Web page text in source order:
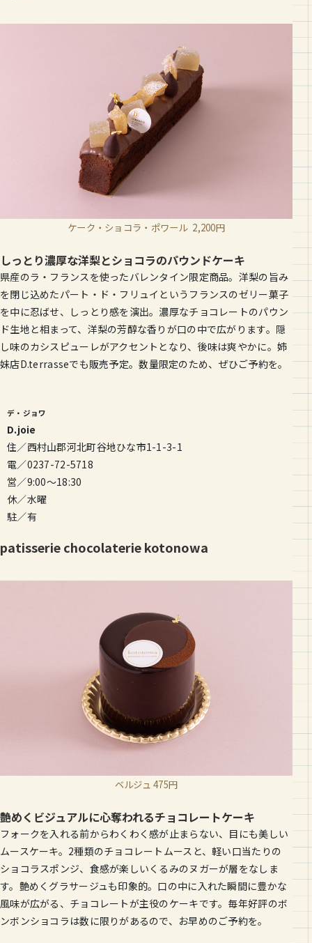
ケーク・ショコラ・ポワール 2,200円
しっとり濃厚な洋梨とショコラのパウンドケーキ
県産のラ・フランスを使ったバレンタイン限定商品。洋梨の旨み
を閉じ込めたパート・ド・フリュイというフランスのゼリー菓子
を中に忍ばせ、しっとり感を演出。濃厚なチョコレートのパウン
ド生地と相まって、洋梨の芳醇な香りが口の中で広がります。隠
し味のカシスピューレがアクセントとなり、後味は爽やかに。姉
妹店D.terrasseでも販売予定。数量限定のため、ぜひご予約を。
デ・ジョワ
D.joie
住／西村山郡河北町谷地ひな市1-1-3-1
電／0237-72-5718
営／9:00〜18:30
休／水曜
駐／有
patisserie chocolaterie kotonowa
ベルジュ 475円
艶めくビジュアルに心奪われるチョコレートケーキ
フォークを入れる前からわくわく感が止まらない、目にも美しい
ムースケーキ。2種類のチョコレートムースと、軽い口当たりの
ショコラスポンジ、食感が楽しいくるみのヌガーが層をなしま
す。艶めくグラサージュも印象的。口の中に入れた瞬間に豊かな
風味が広がる、チョコレートが主役のケーキです。毎年好評のボ
ンボンショコラは数に限りがあるので、お早めのご予約を。